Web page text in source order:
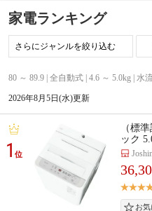
家電ランキング
80 ～ 89.9 | 全自動式 | 4.6 ～ 5.0kg | 水
2026年8月5日(水)更新
1位
（標
ック